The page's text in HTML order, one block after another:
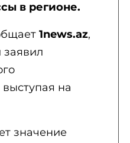
в регионе.
1news.az,
заявил
на
значение